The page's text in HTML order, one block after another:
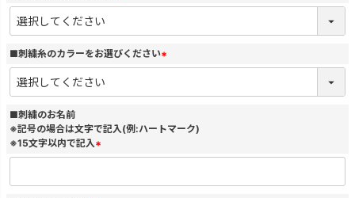
(
須
)
■刺繍糸のカラーをお選びください
(
須
■刺繍のお名前
※記号の場合は文字で記入(例:ハートマーク)
※15文字以内で記入
(
須